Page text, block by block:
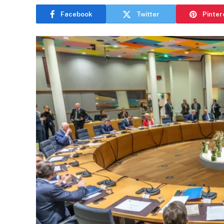
Facebook Twitter